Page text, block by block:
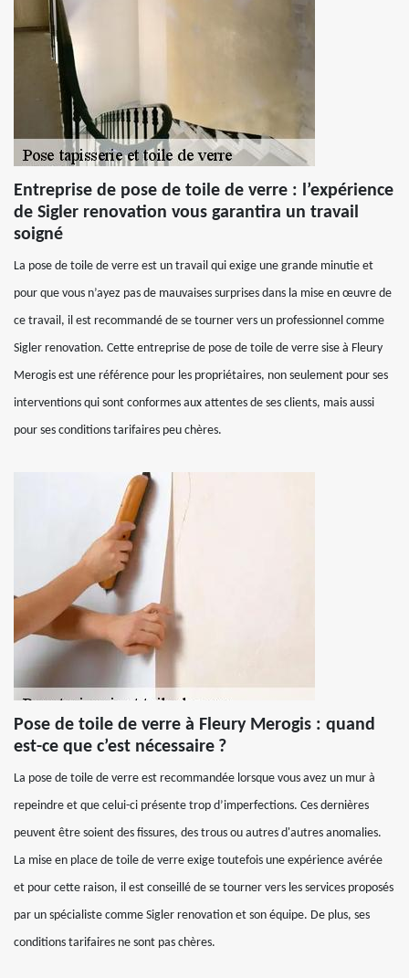
Entreprise de pose de toile de verre : l’expérience
de Sigler renovation vous garantira un travail
soigné
La pose de toile de verre est un travail qui exige une grande minutie et
pour que vous n’ayez pas de mauvaises surprises dans la mise en œuvre de
ce travail, il est recommandé de se tourner vers un professionnel comme
Sigler renovation. Cette entreprise de pose de toile de verre sise à Fleury
Merogis est une référence pour les propriétaires, non seulement pour ses
interventions qui sont conformes aux attentes de ses clients, mais aussi
pour ses conditions tarifaires peu chères.
Pose de toile de verre à Fleury Merogis : quand
est-ce que c’est nécessaire ?
La pose de toile de verre est recommandée lorsque vous avez un mur à
repeindre et que celui-ci présente trop d’imperfections. Ces dernières
peuvent être soient des fissures, des trous ou autres d'autres anomalies.
La mise en place de toile de verre exige toutefois une expérience avérée
et pour cette raison, il est conseillé de se tourner vers les services proposés
par un spécialiste comme Sigler renovation et son équipe. De plus, ses
conditions tarifaires ne sont pas chères.